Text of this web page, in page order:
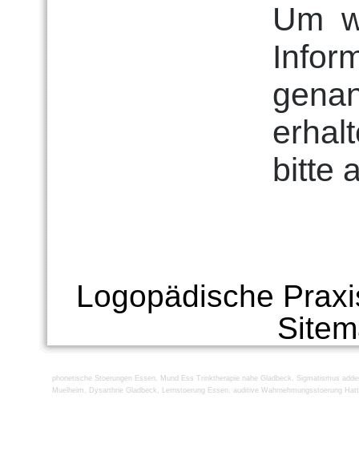
Um
bitte
Logopädische
phonetische Stoerungen Essen , Mund Ess Trinktherapie nahe Gladbeck , Sigmatismus
Muelheim , Dysarthrie Gladbeck , Lernstoerung Essen , auditive Wahrnehmungsstoerung